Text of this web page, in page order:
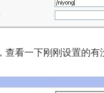
查看一下刚刚设置的有